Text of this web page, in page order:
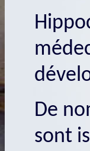
De
sont